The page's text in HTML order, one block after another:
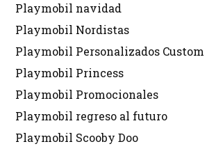
Playmobil navidad
Playmobil Nordistas
Playmobil Personalizados Custom
Playmobil Princess
Playmobil Promocionales
Playmobil regreso al futuro
Playmobil Scooby Doo